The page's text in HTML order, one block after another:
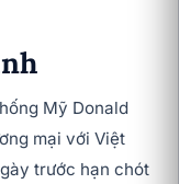
Mỹ Donald
mại với Việt
trước hạn chót